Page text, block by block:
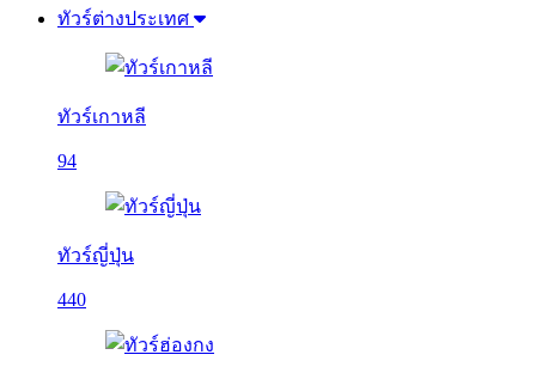
ทัวร์ต่างประเทศ
ทัวร์เกาหลี
94
ทัวร์ญี่ปุ่น
440